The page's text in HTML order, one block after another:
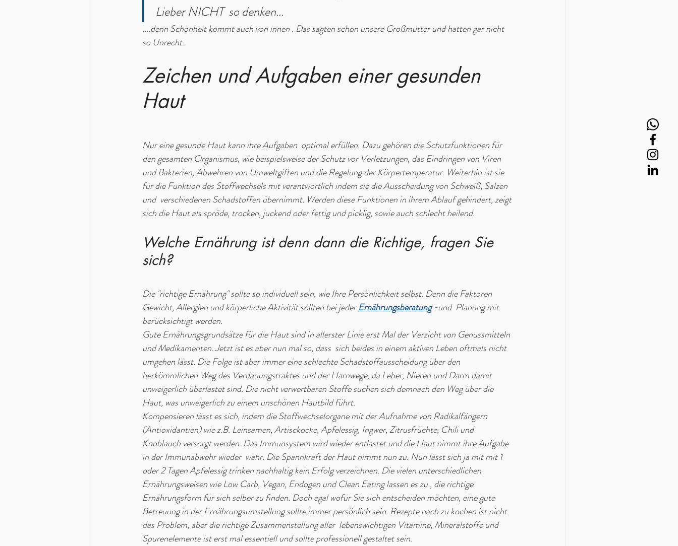
Lieber NICHT  so denken...
....denn Schönheit kommt auch von innen . Das sagten schon unsere Großmütter und hatten gar nicht
so Unrecht.
Zeichen und Aufgaben einer gesunden
Haut
Nur eine gesunde Haut kann ihre Aufgaben  optimal erfüllen. Dazu gehören die Schutzfunktionen für
den gesamten Organismus, wie beispielsweise der Schutz vor Verletzungen, das Eindringen von Viren
und Bakterien, Abwehren von Umweltgiften und die Regelung der Körpertemperatur. Weiterhin ist sie
für die Funktion des Stoffwechsels mit verantwortlich indem sie die Ausscheidung von Schweiß, Salzen
und  verschiedenen Schadstoffen übernimmt. Werden diese Funktionen in ihrem Ablauf gehindert, zeigt
sich die Haut als spröde, trocken, juckend oder fettig und picklig, sowie auch schlecht heilend.
Welche Ernährung ist denn dann die Richtige, fragen Sie
sich?
Die "richtige Ernährung" sollte so individuell sein, wie Ihre Persönlichkeit selbst. Denn die Faktoren
Gewicht, Allergien und körperliche Aktivität sollten bei jeder Ernährungsberatung -und  Planung mit
berücksichtigt werden.
Gute Ernährungsgrundsätze für die Haut sind in allerster Linie erst Mal der Verzicht von Genussmitteln
und Medikamenten. Jetzt ist es aber nun mal so, dass  sich beides in einem aktiven Leben oftmals nicht
umgehen lässt. Die Folge ist aber immer eine schlechte Schadstoffausscheidung über den
herkömmlichen Weg des Verdauungstraktes und der Harnwege, da Leber, Nieren und Darm damit
unweigerlich überlastet sind. Die nicht verwertbaren Stoffe suchen sich demnach den Weg über die
Haut, was unweigerlich zu einem unschönen Hautbild führt.
Kompensieren lässt es sich, indem die Stoffwechselorgane mit der Aufnahme von Radikalfängern
(Antioxidantien) wie z.B. Leinsamen, Artisckocke, Apfelessig, Ingwer, Zitrusfrüchte, Chili und
Knoblauch versorgt werden. Das Immunsystem wird wieder entlastet und die Haut nimmt ihre Aufgabe
in der Immunabwehr wieder  wahr. Die Spannkraft der Haut nimmt nun zu. Nun lässt sich ja mit mit 1
oder 2 Tagen Apfelessig trinken nachhaltig kein Erfolg verzeichnen. Die vielen unterschiedlichen
Ernährungsweisen wie Low Carb, Vegan, Endogen und Clean Eating lassen es zu , die richtige
Ernährungsform für sich selber zu finden. Doch egal wofür Sie sich entscheiden möchten, eine gute
Betreuung in der Ernährungsumstellung sollte immer persönlich sein. Rezepte nach zu kochen ist nicht
das Problem, aber die richtige Zusammenstellung aller  lebenswichtigen Vitamine, Mineralstoffe und
Spurenelemente ist erst mal essentiell und sollte professionell gestaltet sein.